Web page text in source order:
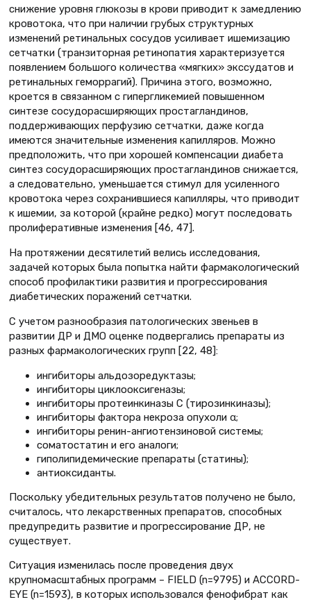
снижение уровня глюкозы в крови приводит к замедлению
кровотока, что при наличии грубых структурных
изменений ретинальных сосудов усиливает ишемизацию
сетчатки (транзиторная ретинопатия характеризуется
появлением большого количества «мягких» экссудатов и
ретинальных геморрагий). Причина этого, возможно,
кроется в связанном с гипергликемией повышенном
синтезе сосудорасширяющих простагландинов,
поддерживающих перфузию сетчатки, даже когда
имеются значительные изменения капилляров. Можно
предположить, что при хорошей компенсации диабета
синтез сосудорасширяющих простагландинов снижается,
а следовательно, уменьшается стимул для усиленного
кровотока через сохранившиеся капилляры, что приводит
к ишемии, за которой (крайне редко) могут последовать
пролиферативные изменения [46, 47].
На протяжении десятилетий велись исследования,
задачей которых была попытка найти фармакологический
способ профилактики развития и прогрессирования
диабетических поражений сетчатки.
С учетом разнообразия патологических звеньев в
развитии ДР и ДМО оценке подвергались препараты из
разных фармакологических групп [22, 48]:
ингибиторы альдозоредуктазы;
ингибиторы циклооксигеназы;
ингибиторы протеинкиназы С (тирозинкиназы);
ингибиторы фактора некроза опухоли α;
ингибиторы ренин-ангиотензиновой системы;
соматостатин и его аналоги;
гиполипидемические препараты (статины);
антиоксиданты.
Поскольку убедительных результатов получено не было,
считалось, что лекарственных препаратов, способных
предупредить развитие и прогрессирование ДР, не
существует.
Ситуация изменилась после проведения двух
крупномасштабных программ – FIELD (n=9795) и ACCORD-
EYE (n=1593), в которых использовался фенофибрат как